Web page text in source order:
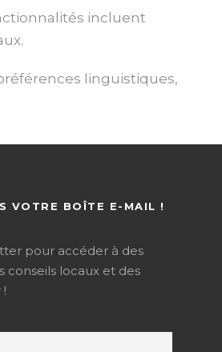
incluent
linguistiques,
VOTRE BOÎTE E-MAIL !
pour accéder à des
conseils locaux et des